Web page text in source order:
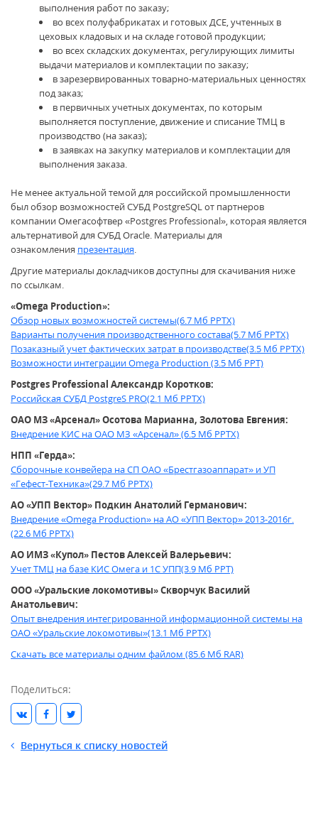
выполнения работ по заказу;
во всех полуфабрикатах и готовых ДСЕ, учтенных в
цеховых кладовых и на складе готовой продукции;
во всех складских документах, регулирующих лимиты
выдачи материалов и комплектации по заказу;
в зарезервированных товарно-материальных ценностях
под заказ;
в первичных учетных документах, по которым
выполняется поступление, движение и списание ТМЦ в
производство (на заказ);
в заявках на закупку материалов и комплектации для
выполнения заказа.
Не менее актуальной темой для российской промышленности
был обзор возможностей СУБД PostgreSQL от партнеров
компании Омегасофтвер «Postgres Professional», которая является
альтернативой для СУБД Oracle. Материалы для
ознакомления презентация.
Другие материалы докладчиков доступны для скачивания ниже
по ссылкам.
«Omega Production»:
Обзор новых возможностей системы(6.7 Мб PPTX)
Варианты получения производственного состава(5.7 Мб PPTX)
Позаказный учет фактических затрат в производстве(3.5 Мб PPTX)
Возможности интеграции Omega Production (3.5 Мб PPT)
Postgres Professional Александр Коротков:
Российская СУБД PostgreS PRO(2.1 Мб PPTX)
ОАО МЗ «Арсенал» Осотова Марианна, Золотова Евгения:
Внедрение КИС на ОАО МЗ «Арсенал» (6.5 Мб PPTX)
НПП «Герда»:
Сборочные конвейера на СП ОАО «Брестгазоаппарат» и УП
«Гефест-Техника»(29.7 Мб PPTX)
АО «УПП Вектор» Подкин Анатолий Германович:
Внедрение «Omega Production» на АО «УПП Вектор» 2013-2016г.
(22.6 Мб PPTX)
АО ИМЗ «Купол» Пестов Алексей Валерьевич:
Учет ТМЦ на базе КИС Омега и 1С УПП(3.9 Мб PPT)
ООО «Уральские локомотивы» Скворчук Василий
Анатольевич:
Опыт внедрения интегрированной информационной системы на
ОАО «Уральские локомотивы»(13.1 Мб PPTX)
Cкачать все материалы одним файлом (85.6 Мб RAR)
Поделиться:
Вернуться к списку новостей